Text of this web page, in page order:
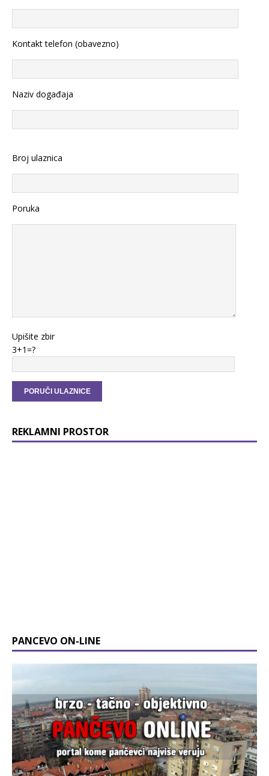
Kontakt telefon (obavezno)
Naziv događaja
Broj ulaznica
Poruka
Upišite zbir
3+1=?
REKLAMNI PROSTOR
PANCEVO ON-LINE